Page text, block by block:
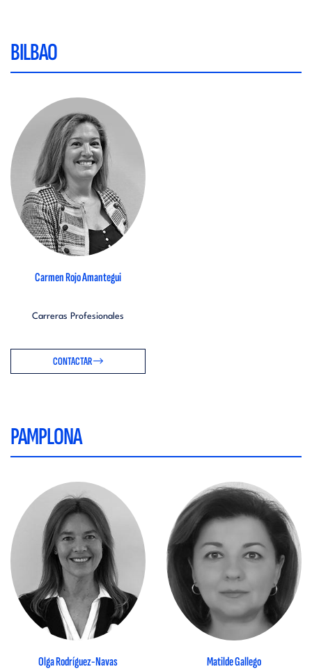
BILBAO
Carmen Rojo Amantegui
Carreras Profesionales
CONTACTAR
PAMPLONA
Olga Rodríguez-Navas Matilde Gallego